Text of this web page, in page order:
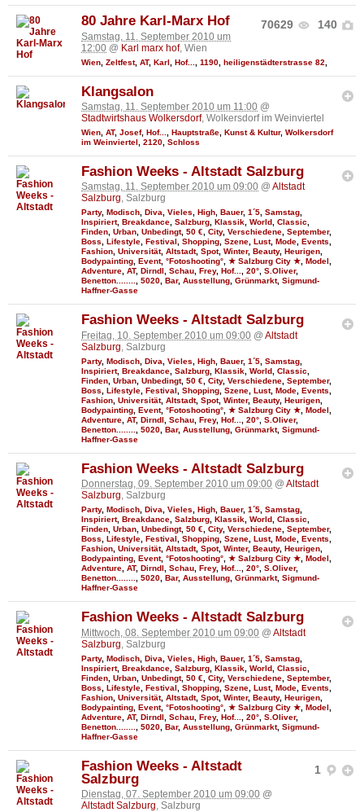
70629 140
80 Jahre Karl-Marx Hof
Samstag, 11. September 2010 um
12:00 @ Karl marx hof, Wien
Wien Zeltfest, AT, Karl Hof... 1190 heiligenstädterstrasse 82
Klangsalon
Samstag, 11. September 2010 um 11:00 @
Stadtwirtshaus Wolkersdorf, Wolkersdorf im Weinviertel
Wien AT, Josef, Hof... Hauptstraße Kunst & Kultur, Wolkersdorf
im Weinviertel
2120 Schloss
Fashion Weeks - Altstadt Salzburg
Samstag, 11. September 2010 um 09:00 @ Altstadt
Salzburg, Salzburg
Party, Modisch, Diva, Vieles, High, Bauer, 1´5, Samstag,
Inspiriert, Breakdance, Salzburg, Klassik, World, Classic,
Finden, Urban, Unbedingt, 50 €, City, Verschiedene, September,
Boss, Lifestyle, Festival , Shopping, Szene, Lust, Mode, Events,
Fashion, Universität, Altstadt, Spot, Winter, Beauty, Heurigen,
Bodypainting, Event, °Fotoshooting°, ★ Salzburg City ★, Model ,
Adventure, AT, Dirndl , Schau, Frey, Hof..., 20°, S.Oliver,
Benetton........, 5020, Bar, Ausstellung, Grünmarkt, Sigmund-
Haffner-Gasse
Fashion Weeks - Altstadt Salzburg
Freitag, 10. September 2010 um 09:00 @ Altstadt
Salzburg, Salzburg
Party, Modisch Diva Vieles High Bauer, 1´5 Samstag
Inspiriert, Breakdance Salzburg Klassik World Classic
Finden Urban Unbedingt, 50 € City, Verschiedene September,
Boss
Lifestyle Festival Shopping Szene Lust, Mode Events
Fashion Universität, Altstadt, Spot, Winter, Beauty, Heurigen
Bodypainting Event, °Fotoshooting° ★ Salzburg City ★ Model
Adventure AT, Dirndl Schau Frey, Hof... 20° S.Oliver,
Benetton........
5020 Bar, Ausstellung Grünmarkt, Sigmund-
Haffner-Gasse
Fashion Weeks - Altstadt Salzburg
Donnerstag, 09. September 2010 um 09:00 @ Altstadt
Salzburg, Salzburg
Party, Modisch, Diva, Vieles, High, Bauer, 1´5, Samstag,
Inspiriert, Breakdance, Salzburg, Klassik, World, Classic,
Finden, Urban, Unbedingt, 50 €, City, Verschiedene, September,
Boss, Lifestyle, Festival, Shopping, Szene, Lust, Mode, Events,
Fashion, Universität, Altstadt, Spot, Winter, Beauty, Heurigen,
Bodypainting, Event, °Fotoshooting°, ★ Salzburg City ★, Model,
Adventure, AT, Dirndl, Schau, Frey, Hof..., 20°, S.Oliver,
Benetton........, 5020, Bar, Ausstellung, Grünmarkt, Sigmund-
Haffner-Gasse
Fashion Weeks - Altstadt Salzburg
Mittwoch, 08. September 2010 um 09:00 @ Altstadt
Salzburg , Salzburg
Party, Modisch Diva Vieles High Bauer, 1´5 Samstag
Inspiriert, Breakdance Salzburg Klassik World Classic
Finden Urban Unbedingt, 50 € City, Verschiedene September,
Boss
Lifestyle Festival Shopping Szene Lust, Mode Events
Fashion Universität, Altstadt, Spot, Winter, Beauty, Heurigen
Bodypainting Event, °Fotoshooting° ★ Salzburg City ★ Model
Adventure AT, Dirndl Schau Frey, Hof... 20° S.Oliver,
Benetton........
5020 Bar, Ausstellung Grünmarkt, Sigmund-
Haffner-Gasse
1
Fashion Weeks - Altstadt
Salzburg
Dienstag, 07. September 2010 um 09:00 @
Altstadt Salzburg, Salzburg